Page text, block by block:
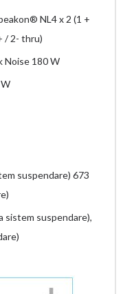
NL4 x 2 (1 +
/ 2- thru)
Noise 180 W
suspendare) 673
sistem suspendare),